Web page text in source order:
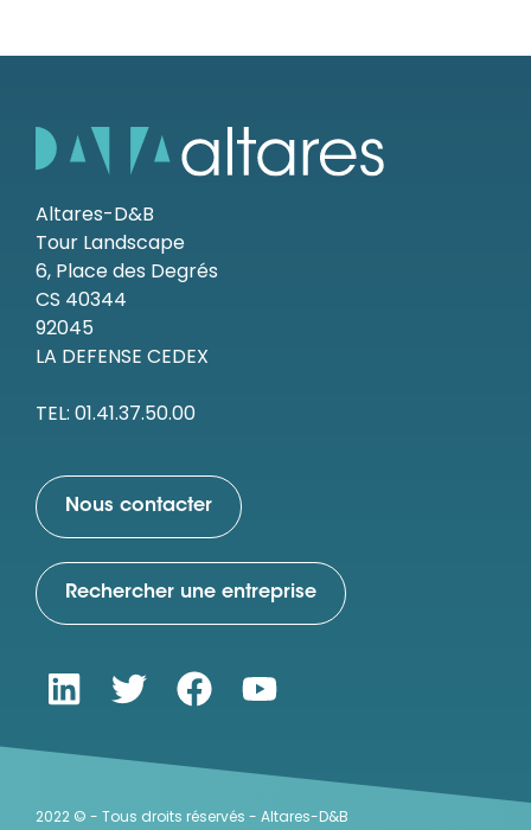
Altares-D&B
Tour Landscape
6, Place des Degrés
CS 40344
92045
LA DEFENSE CEDEX
TEL: 01.41.37.50.00
Nous contacter
Rechercher une entreprise
2022 © - Tous droits réservés - Altares-D&B